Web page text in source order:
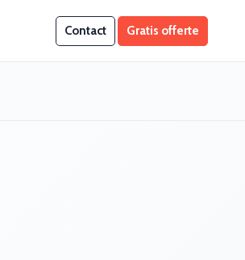
Contact Gratis offerte